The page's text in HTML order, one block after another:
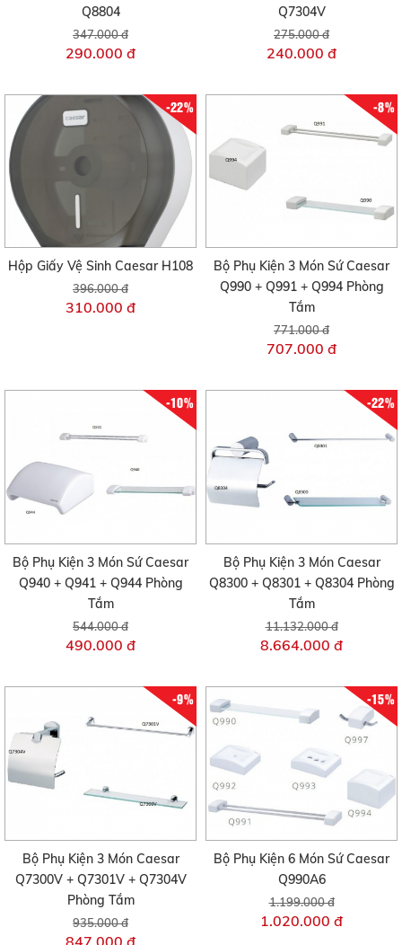
Q8804
347.000 đ
290.000 đ
Q7304V
275.000 đ
240.000 đ
-22%
Hộp Giấy Vệ Sinh Caesar H108
396.000 đ
310.000 đ
-8%
Bộ Phụ Kiện 3 Món Sứ Caesar
Q990 + Q991 + Q994 Phòng
Tắm
771.000 đ
707.000 đ
-10%
Bộ Phụ Kiện 3 Món Sứ Caesar
Q940 + Q941 + Q944 Phòng
Tắm
544.000 đ
490.000 đ
-22%
Bộ Phụ Kiện 3 Món Caesar
Q8300 + Q8301 + Q8304 Phòng
Tắm
11.132.000 đ
8.664.000 đ
-9%
Bộ Phụ Kiện 3 Món Caesar
Q7300V + Q7301V + Q7304V
Phòng Tắm
935.000 đ
847.000 đ
-15%
Bộ Phụ Kiện 6 Món Sứ Caesar
Q990A6
1.199.000 đ
1.020.000 đ